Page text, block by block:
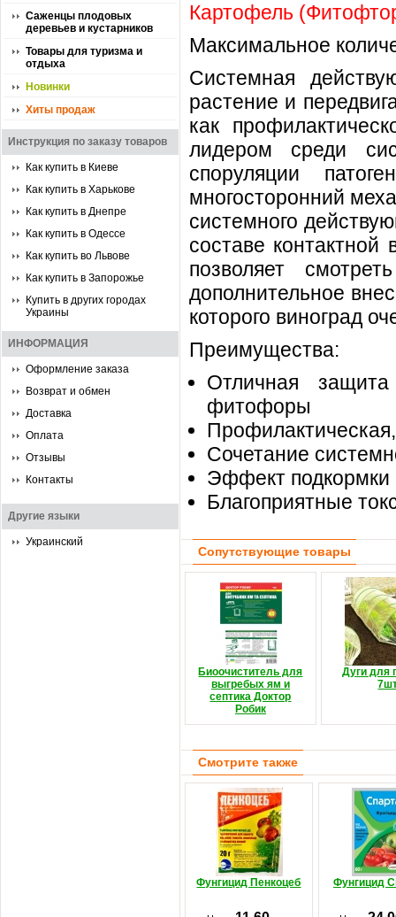
Саженцы плодовых
деревьев и кустарников
Товары для туризма и
отдыха
Новинки
Хиты продаж
Инструкция по заказу товаров
Как купить в Киеве
Как купить в Харькове
Как купить в Днепре
Как купить в Одессе
Как купить во Львове
Как купить в Запорожье
Купить в других городах
Украины
ИНФОРМАЦИЯ
Оформление заказа
Возврат и обмен
Доставка
Оплата
Отзывы
Контакты
Другие языки
Украинский
Картофель
Максимальное
Системная
растение и
как
лидером среди
споруляции
многосторонний
системного
составе контактной
позволяет
дополнительное
которого виноград
Преимущества:
Отличная
фитофоры
Сочетание
Эффект подкормки
Благоприятные
Сопутствующие товары
Биоочиститель для
выгребых ям и
септика Доктор
Робик
Дуги для
Смотрите также
Фунгицид Пенкоцеб Фунгицид